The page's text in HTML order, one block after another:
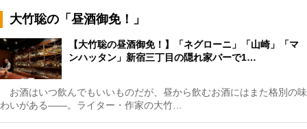
大竹聡の「昼酒御免！」
【大竹聡の昼酒御免！】「ネグローニ」「山崎」「マ
ンハッタン」新宿三丁目の隠れ家バーで1…
お酒はいつ飲んでもいいものだが、昼から飲むお酒にはまた格別の味
わいがある――。ライター・作家の大竹…